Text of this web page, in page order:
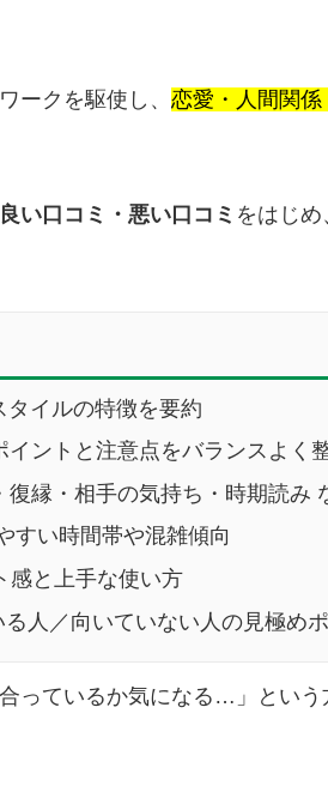
ークを駆使し、 恋愛・人間関
良い口コミ・悪い口コミ をはじめ
タイルの特徴を要約
イントと注意点をバランスよく
復縁・相手の気持ち・時期読み
すい時間帯や混雑傾向
感と上手な使い方
る人／向いていない人の見極め
っているか気になる…」という